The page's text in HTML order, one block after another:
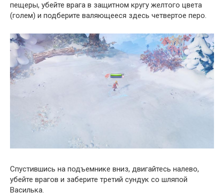
пещеры, убейте врага в защитном кругу желтого цвета
(голем) и подберите валяющееся здесь четвертое перо.
Спустившись на подъемнике вниз, двигайтесь налево,
убейте врагов и заберите третий сундук со шляпой
Василька.